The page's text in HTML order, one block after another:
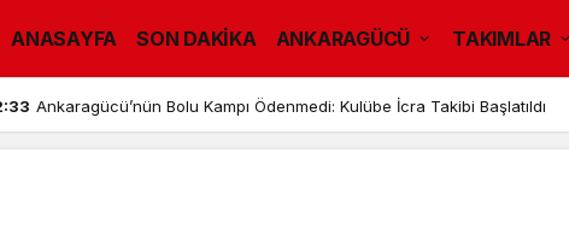
ANASAYFA SON DAKİKA ANKARAGÜCÜ TAKIMLAR
Ankaragücü’nün Bolu Kampı Ödenmedi: Kulübe İcra Takibi Başlatıldı